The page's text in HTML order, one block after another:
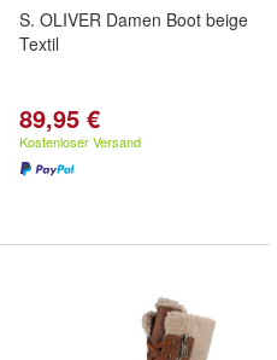
S. OLIVER Damen Boot beige
Textil
89,95 €
Kostenloser Versand